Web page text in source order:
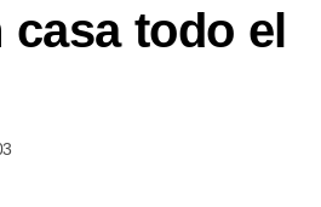
casa todo el